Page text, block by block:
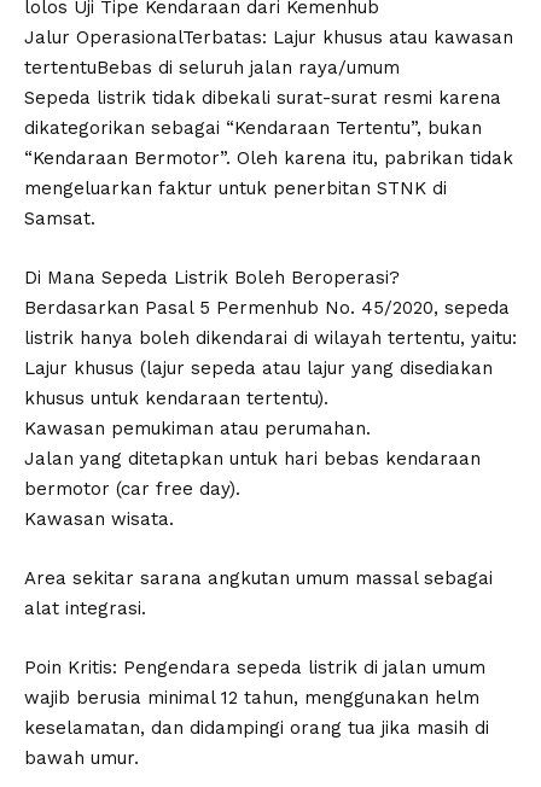
lolos Uji Tipe Kendaraan dari Kemenhub
Jalur OperasionalTerbatas: Lajur khusus atau kawasan
tertentuBebas di seluruh jalan raya/umum
Sepeda listrik tidak dibekali surat-surat resmi karena
dikategorikan sebagai “Kendaraan Tertentu”, bukan
“Kendaraan Bermotor”. Oleh karena itu, pabrikan tidak
mengeluarkan faktur untuk penerbitan STNK di
Samsat.
​Di Mana Sepeda Listrik Boleh Beroperasi?
​Berdasarkan Pasal 5 Permenhub No. 45/2020, sepeda
listrik hanya boleh dikendarai di wilayah tertentu, yaitu:
​Lajur khusus (lajur sepeda atau lajur yang disediakan
khusus untuk kendaraan tertentu).
​Kawasan pemukiman atau perumahan.
​Jalan yang ditetapkan untuk hari bebas kendaraan
bermotor (car free day).
​Kawasan wisata.
​Area sekitar sarana angkutan umum massal sebagai
alat integrasi.
​Poin Kritis: Pengendara sepeda listrik di jalan umum
wajib berusia minimal 12 tahun, menggunakan helm
keselamatan, dan didampingi orang tua jika masih di
bawah umur.